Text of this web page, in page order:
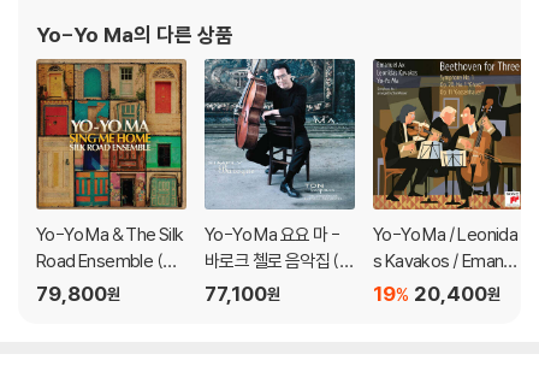
등에 출연하기 시작했고, 1977년부터는 유
Yo-Yo Ma의 다른 상품
Yo-Yo Ma & The Silk
Road Ensemble (요
요 마 & 실크로드 앙상
79,800원
Yo-Yo Ma 요요 마 -
바로크 첼로 음악집 (Si
mply Baroque) [청록
77,100원
Yo-Yo Ma / Leonida
s Kavakos / Emanue
l Ax (요요 마 / 레오니
20,400원
19%